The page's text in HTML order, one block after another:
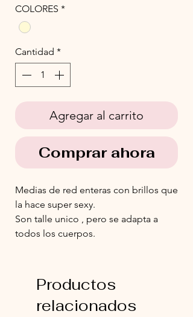
COLORES *
Cantidad *
Agregar al carrito
Comprar ahora
Medias de red enteras con brillos que
la hace super sexy.
Son talle unico , pero se adapta a
todos los cuerpos.
Productos
relacionados